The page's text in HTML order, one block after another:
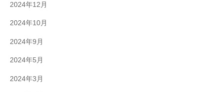
2024年12月
2024年10月
2024年9月
2024年5月
2024年3月